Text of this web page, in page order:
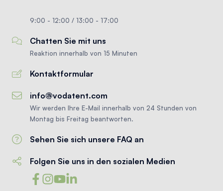
9:00 - 12:00 / 13:00 - 17:00
Chatten Sie mit uns
Reaktion innerhalb von 15 Minuten
Kontaktformular
info@vodatent.com
Wir werden Ihre E-Mail innerhalb von 24 Stunden von
Montag bis Freitag beantworten.
Sehen Sie sich unsere FAQ an
Folgen Sie uns in den sozialen Medien